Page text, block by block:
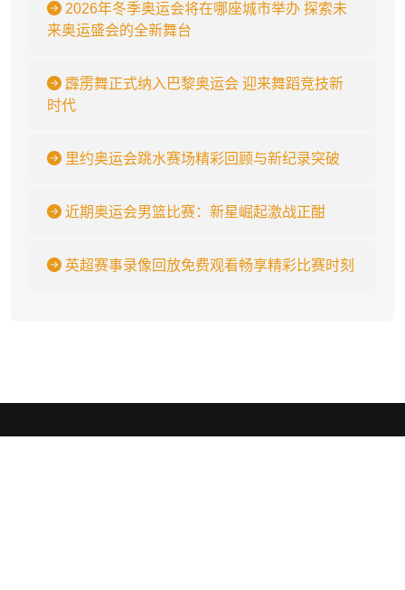
2026年冬季奥运会将在哪座城市举办 探索未
来奥运盛会的全新舞台
霹雳舞正式纳入巴黎奥运会 迎来舞蹈竞技新
时代
里约奥运会跳水赛场精彩回顾与新纪录突破
近期奥运会男篮比赛：新星崛起激战正酣
英超赛事录像回放免费观看畅享精彩比赛时刻